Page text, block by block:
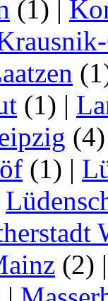
(1) |
(1) |
(1) |
(2)